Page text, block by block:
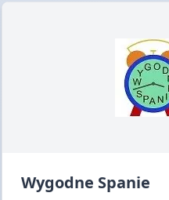
Wygodne Spanie